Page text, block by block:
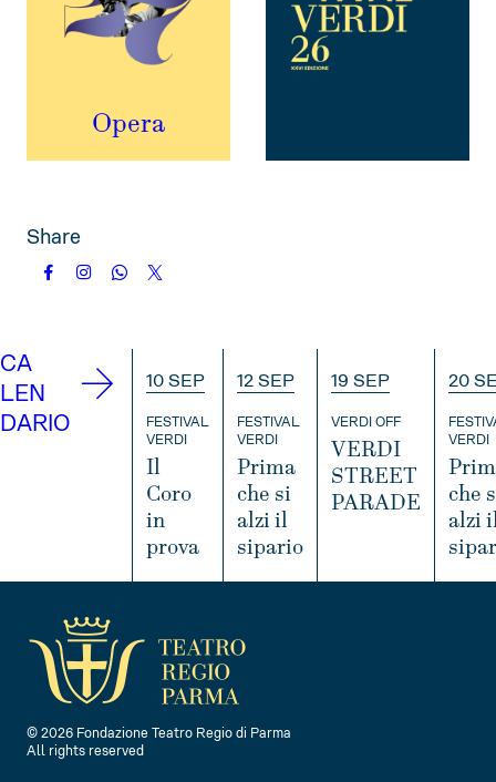
Opera
Share
CA
LEN
DARIO
10 SEP
FESTIVAL
VERDI
Il
Coro
in
prova
F
O
12 SEP
FESTIVAL
VERDI
Prima
che si
alzi il
sipario
19 SEP
VERDI OFF
VERDI
STREET
PARADE
N
20
VERDI
che
alzi
© 2026 Fondazione Teatro Regio di Parma
All rights reserved